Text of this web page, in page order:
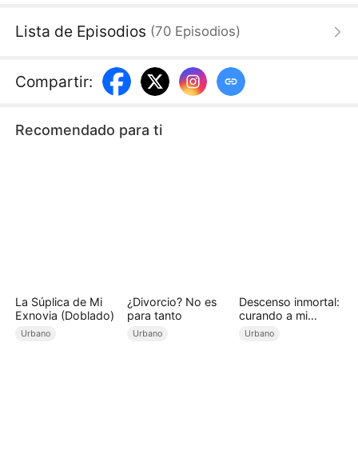
de un imperio empresarial. Tras el divorcio, Mateo
vida, mientras la familia Salazar enfrenta las
consecuencias de su arrogancia y de haber
Lista de Episodios (70 Episodios)
Compartir:
Recomendado para ti
La Súplica de Mi
Exnovia (Doblado)
Urbano
¿Divorcio? No es
para tanto
Urbano
Descenso inmortal:
curando a mi
esposa muda
Urbano